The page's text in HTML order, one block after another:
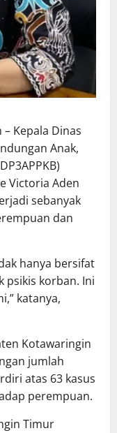
– Kepala Dinas
Anak,
Victoria Aden
sebanyak
dan
hanya bersifat
psikis korban. Ini
katanya,
Kotawaringin
jumlah
atas 63 kasus
perempuan.
Timur